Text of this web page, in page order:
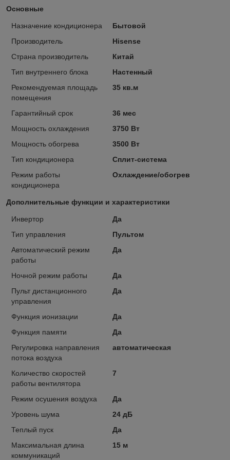
Основные
Назначение кондиционера
Бытовой
Производитель
Hisense
Страна производитель
Китай
Тип внутреннего блока
Настенный
Рекомендуемая площадь
помещения
35 кв.м
Гарантийный срок
36 мес
Мощность охлаждения
3750 Вт
Мощность обогрева
3500 Вт
Тип кондиционера
Сплит-система
Режим работы
кондиционера
Охлаждение/обогрев
Дополнительные функции и характеристики
Инвертор
Да
Тип управления
Пультом
Автоматический режим
работы
Да
Ночной режим работы
Да
Пульт дистанционного
управления
Да
Функция ионизации
Да
Функция памяти
Да
Регулировка направления
потока воздуха
автоматическая
Количество скоростей
работы вентилятора
7
Режим осушения воздуха
Да
Уровень шума
24 дБ
Теплый пуск
Да
Максимальная длина
коммуникаций
15 м